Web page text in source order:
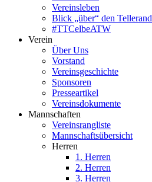
Vereinsleben
Blick „über“ den Tellerand
#TTCelbeATW
Verein
Über Uns
Vorstand
Vereinsgeschichte
Sponsoren
Presseartikel
Vereinsdokumente
Mannschaften
Vereinsrangliste
Mannschaftsübersicht
Herren
1. Herren
2. Herren
3. Herren